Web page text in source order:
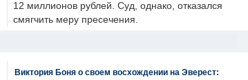
12 миллионов рублей. Суд, однако, отказался
смягчить меру пресечения.
Виктория Боня о своем восхождении на Эверест: